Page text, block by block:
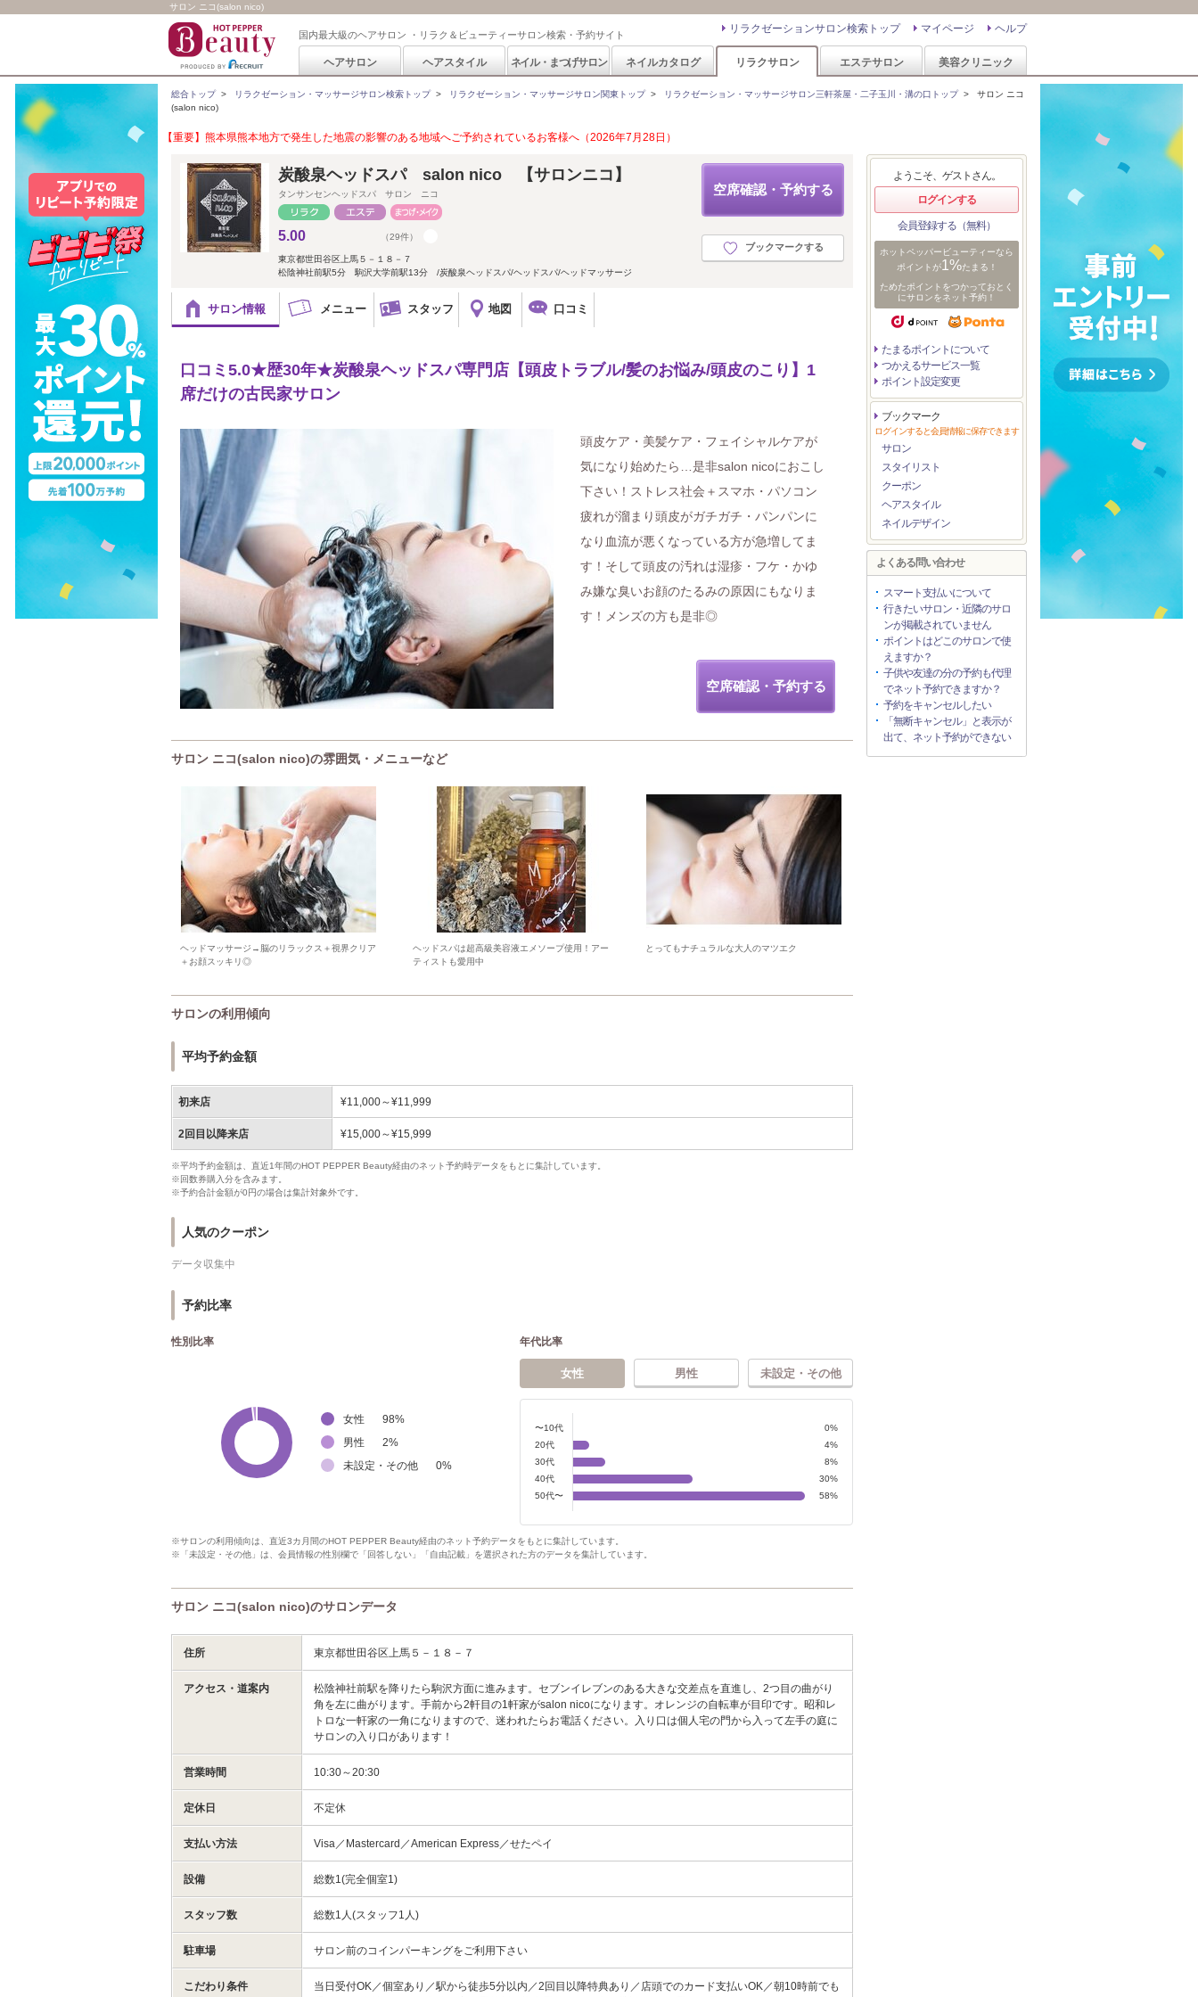
サロン ニコ(salon nico)
国内最大級のヘアサロン ・リラク＆ビューティーサロン検索・予約サイト ヘルプ
マイページ
リラクゼーションサロン検索トップ
ヘアサロン ヘアスタイル ネイル・まつげサロン ネイルカタログ リラクサロン エステサロン 美容クリニック
総合トップ> リラクゼーション・マッサージサロン検索トップ> リラクゼーション・マッサージサロン関東トップ> リラクゼーション・マッサージサロン三軒茶屋・二子玉川・溝の口トップ> サロン ニコ
(salon nico)
【重要】熊本県熊本地方で発生した地震の影響のある地域へご予約されているお客様へ（2026年7月28日）
空席確認・予約する
ブックマークする
炭酸泉ヘッドスパ salon nico 【サロンニコ】
タンサンセンヘッドスパ サロン ニコ
5.00 （29件）
東京都世田谷区上馬５－１８－７
松陰神社前駅5分 駒沢大学前駅13分 /炭酸泉ヘッドスパ/ヘッドスパ/ヘッドマッサージ
サロン情報 メニュー スタッフ 地図 口コミ
口コミ5.0★歴30年★炭酸泉ヘッドスパ専門店【頭皮トラブル/髪のお悩み/頭皮のこり】1
席だけの古民家サロン
頭皮ケア・美髪ケア・フェイシャルケアが
気になり始めたら…是非salon nicoにおこし
下さい！ストレス社会＋スマホ・パソコン
疲れが溜まり頭皮がガチガチ・パンパンに
なり血流が悪くなっている方が急増してま
す！そして頭皮の汚れは湿疹・フケ・かゆ
み嫌な臭いお顔のたるみの原因にもなりま
す！メンズの方も是非◎
空席確認・予約する
サロン ニコ(salon nico)の雰囲気・メニューなど
ヘッドマッサージ→脳のリラックス＋視界クリア
＋お顔スッキリ◎
ヘッドスパは超高級美容液エメソープ使用！アー
ティストも愛用中
とってもナチュラルな大人のマツエク
サロンの利用傾向
平均予約金額
初来店 ¥11,000～¥11,999
2回目以降来店 ¥15,000～¥15,999
※平均予約金額は、直近1年間のHOT PEPPER Beauty経由のネット予約時データをもとに集計しています。
※回数券購入分を含みます。
※予約合計金額が0円の場合は集計対象外です。
人気のクーポン
データ収集中
予約比率
性別比率
女性 98%
男性
2%
未設定・その他
0%
年代比率
女性 男性 未設定・その他
〜10代
0%
20代
4%
30代
8%
40代
30%
50代〜
58%
※サロンの利用傾向は、直近3カ月間のHOT PEPPER Beauty経由のネット予約データをもとに集計しています。
※「未設定・その他」は、会員情報の性別欄で「回答しない」「自由記載」を選択された方のデータを集計しています。
サロン ニコ(salon nico)のサロンデータ
住所 東京都世田谷区上馬５－１８－７
アクセス・道案内
松陰神社前駅を降りたら駒沢方面に進みます。セブンイレブンのある大きな交差点を直進し、2つ目の曲がり
角を左に曲がります。手前から2軒目の1軒家がsalon nicoになります。オレンジの自転車が目印です。昭和レ
トロな一軒家の一角になりますので、迷われたらお電話ください。入り口は個人宅の門から入って左手の庭に
サロンの入り口があります！
営業時間 10:30～20:30
定休日 不定休
支払い方法 Visa／Mastercard／American Express／せたペイ
設備 総数1(完全個室1)
スタッフ数 総数1人(スタッフ1人)
駐車場 サロン前のコインパーキングをご利用下さい
こだわり条件
当日受付OK／個室あり／駅から徒歩5分以内／2回目以降特典あり／店頭でのカード支払いOK／朝10時前でも
ようこそ、ゲストさん。
ログインする
会員登録する（無料）
ホットペッパービューティーなら
ポイントが1%たまる！
ためたポイントをつかっておとく
にサロンをネット予約！
たまるポイントについて
つかえるサービス一覧
ポイント設定変更
ブックマーク
ログインすると会員情報に保存できます
サロン
スタイリスト
クーポン
ヘアスタイル
ネイルデザイン
よくある問い合わせ
スマート支払いについて
行きたいサロン・近隣のサロ
ンが掲載されていません
ポイントはどこのサロンで使
えますか？
子供や友達の分の予約も代理
でネット予約できますか？
予約をキャンセルしたい
「無断キャンセル」と表示が
出て、ネット予約ができない